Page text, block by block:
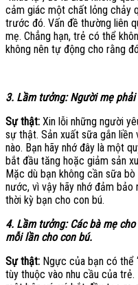
cảm giác một chất lỏng chảy
trước đó. Vấn đề thường liên
mẹ. Chẳng hạn, trẻ có thể
không nên tự động cho rằng
3. Lầm tưởng: Người mẹ
Sự thật: Xin lỗi những người
sự thật. Sản xuất sữa gắn
nào. Bạn hãy nhớ đây là một
bắt đầu tăng hoặc giảm sản
Mặc dù bạn không cần sữa
nước, vì vậy hãy nhớ đảm
thời kỳ bạn cho con bú.
4. Lầm tưởng: Các bà mẹ
mỗi lần cho con bú.
Sự thật: Ngực của bạn có thể
tùy thuộc vào nhu cầu của